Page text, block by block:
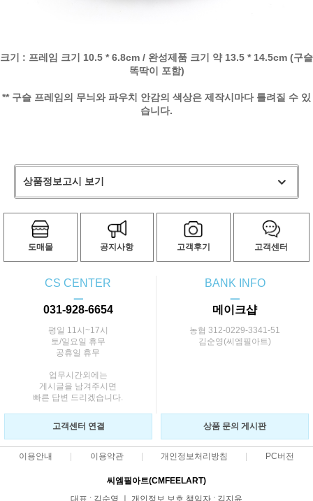
크기 : 프레임 크기 10.5 * 6.8cm / 완성제품 크기 약 13.5 * 14.5cm (구슬
똑딱이 포함)
** 구슬 프레임의 무늬와 파우치 안감의 색상은 제작시마다 틀려질 수 있
습니다.
상품정보고시 보기
도매몰 공지사항 고객후기 고객센터
CS CENTER
ㅡ
031-928-6654
평일 11시~17시
토/일요일 휴무
공휴일 휴무
업무시간외에는
게시글을 남겨주시면
빠른 답변 드리겠습니다.
BANK INFO
ㅡ
메이크샵
농협 312-0229-3341-51
김순영(씨엠필아트)
고객센터 연결 상품 문의 게시판
이용안내 이용약관 개인정보처리방침 PC버전
씨엠필아트(CMFEELART)
대표 : 김순영 ㅣ 개인정보 보호 책임자 : 김지윤